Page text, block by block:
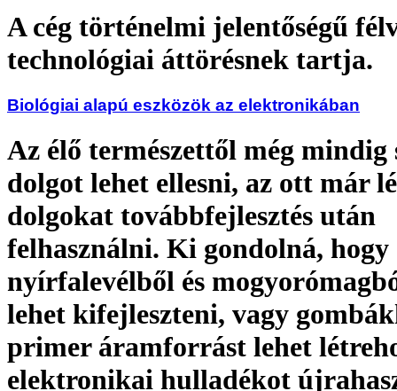
A cég történelmi jelentőségű
technológiai áttörésnek tartja.
Biológiai alapú eszközök az elektronikában
Az élő természettől még mindig
dolgot lehet ellesni, az ott már
dolgokat továbbfejlesztés után
felhasználni. Ki gondolná, hogy
nyírfalevélből és
lehet kifejleszteni, vagy
primer áramforrást lehet
elektronikai hulladékot